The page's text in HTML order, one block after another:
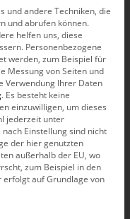
und andere Techniken, die
und abrufen können.
helfen uns, diese
Personenbezogene
werden, zum Beispiel für
Messung von Seiten und
Verwendung Ihrer Daten
. Es besteht keine
einzuwilligen, um dieses
jederzeit unter
nach Einstellung sind nicht
der hier genutzten
außerhalb der EU, wo
zum Beispiel in den
auf Grundlage von
für die eine